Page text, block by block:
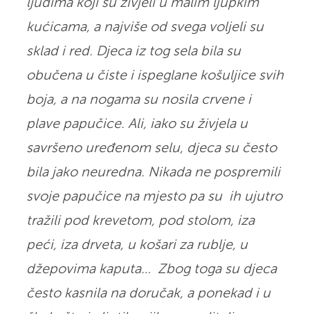
ljudima koji su živjeli u malim ljupkim
kućicama, a najviše od svega voljeli su
sklad i red. Djeca iz tog sela bila su
obučena u čiste i ispeglane košuljice svih
boja, a na nogama su nosila crvene i
plave papučice. Ali, iako su živjela u
savršeno uređenom selu, djeca su često
bila jako neuredna. Nikada ne pospremili
svoje papučice na mjesto pa su ih ujutro
tražili pod krevetom, pod stolom, iza
peći, iza drveta, u košari za rublje, u
džepovima kaputa… Zbog toga su djeca
često kasnila na doručak, a ponekad i u